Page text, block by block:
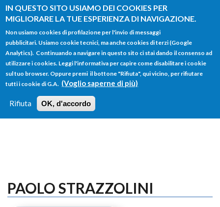
IN QUESTO SITO USIAMO DEI COOKIES PER
MIGLIORARE LA TUE ESPERIENZA DI NAVIGAZIONE.
Non usiamo cookies di profilazione per l'invio di messaggi
pubblicitari. Usiamo cookie tecnici, ma anche cookies di terzi (Google
Analytics). Continuando a navigare in questo sito ci stai dando il consenso ad
utilizzare i cookies. Leggi l'informativa per capire come disabilitare i cookie
sul tuo browser. Oppure premi il bottone "Rifiuta", qui vicino, per rifiutare
tutti i cookie di G.A. (Voglio saperne di più)
Rifiuta OK, d'accordo
Salta al contenuto principale
FORM
DI
RICERCA
Main menu
HOME TUTTI I PROFILI
LOGIN
PAOLO STRAZZOLINI